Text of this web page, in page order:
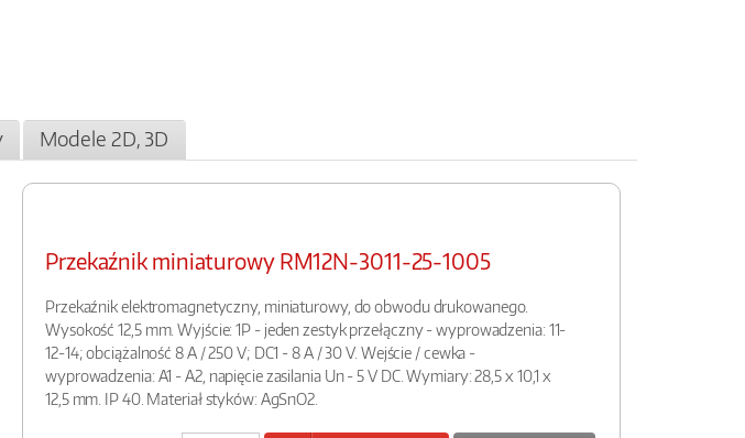
Modele 2D, 3D
Przekaźnik miniaturowy RM12N-3011-25-1005
Przekaźnik elektromagnetyczny, miniaturowy, do obwodu drukowanego.
Wysokość 12,5 mm. Wyjście: 1P - jeden zestyk przełączny - wyprowadzenia: 11-
12-14; obciążalność 8 A / 250 V; DC1 - 8 A / 30 V. Wejście / cewka -
wyprowadzenia: A1 - A2, napięcie zasilania Un - 5 V DC. Wymiary: 28,5 x 10,1 x
12,5 mm. IP 40. Materiał styków: AgSnO2.